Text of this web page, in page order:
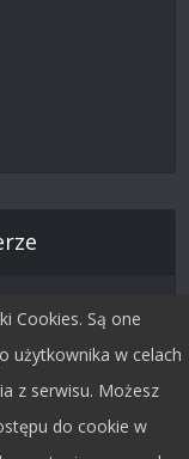
Cookies. Są one
użytkownika w celach
z serwisu. Możesz
do cookie w